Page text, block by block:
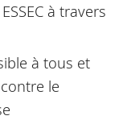
à travers
à tous et
le